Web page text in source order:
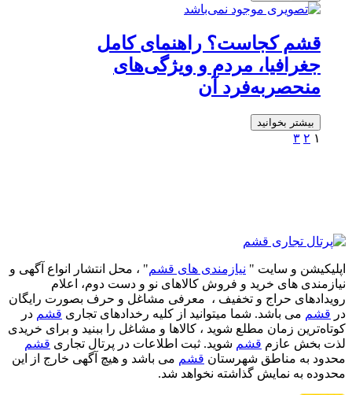
قشم کجاست؟ راهنمای کامل
جغرافیا، مردم و ویژگی‌های
منحصربه‌فرد آن
بیشتر بخوانید
۱ ۲ ۳
اپلیکیشن و سایت " نیازمندی های قشم" ، محل انتشار انواع آگهی و
نیازمندی های خرید و فروش کالاهای نو و دست‌ دوم، اعلام
رویدادهای حراج و تخفیف ، معرفی مشاغل و حرف بصورت رایگان
در قشم می باشد. شما میتوانید از کلیه رخدادهای تجاری قشم در
کوتاه‌ترین زمان مطلع شوید ، کالاها و مشاغل را ببنید و برای خریدی
لذت بخش عازم قشم شوید. ثبت اطلاعات در پرتال تجاری قشم
محدود به مناطق شهرستان قشم می باشد و هیچ آگهی خارج از این
محدوده به نمایش گذاشته نخواهد شد.